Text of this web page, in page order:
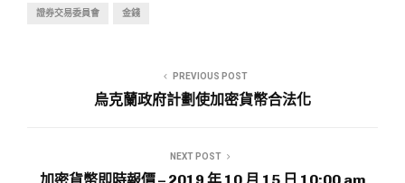
證券交易委員會 金錢
PREVIOUS POST
烏克蘭政府計劃使加密貨幣合法化
NEXT POST